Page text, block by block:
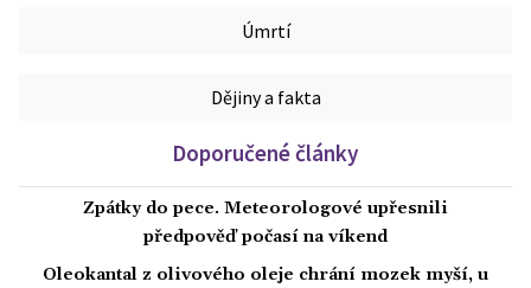
Úmrtí
Dějiny a fakta
Doporučené články
Zpátky do pece. Meteorologové upřesnili
předpověď počasí na víkend
Oleokantal z olivového oleje chrání mozek myší, u